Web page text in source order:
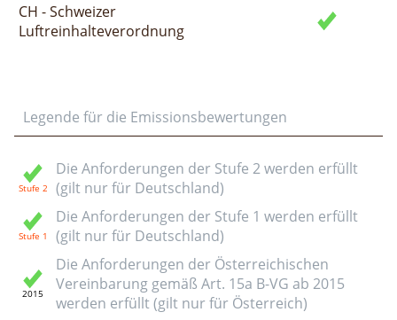
CH - Schweizer
Luftreinhalteverordnung
Legende für die Emissionsbewertungen
Die Anforderungen der Stufe 2 werden erfüllt
(gilt nur für Deutschland)
Die Anforderungen der Stufe 1 werden erfüllt
(gilt nur für Deutschland)
Die Anforderungen der Österreichischen
Vereinbarung gemäß Art. 15a B-VG ab 2015
werden erfüllt (gilt nur für Österreich)